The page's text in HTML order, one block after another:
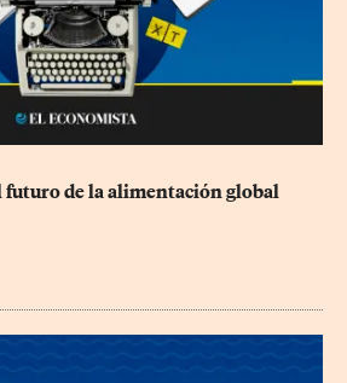
futuro de la alimentación global